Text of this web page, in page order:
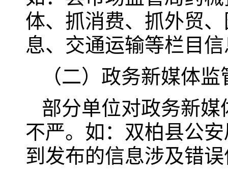
体、抓消费、抓外贸
息、交通运输等栏目
（二）政务新媒体
部分单位对政务新
不严。如：双柏县公
到发布的信息涉及错